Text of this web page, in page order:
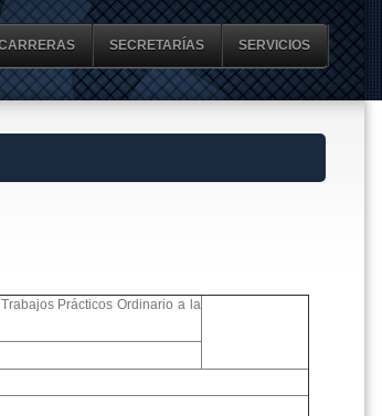
SECRETARÍAS SERVICIOS
Prácticos Ordinario a la